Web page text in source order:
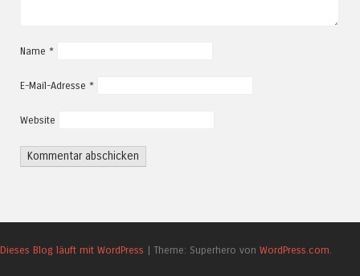
Name *
E-Mail-Adresse *
Website
Dieses Blog läuft mit WordPress | Theme: Superhero von WordPress.com